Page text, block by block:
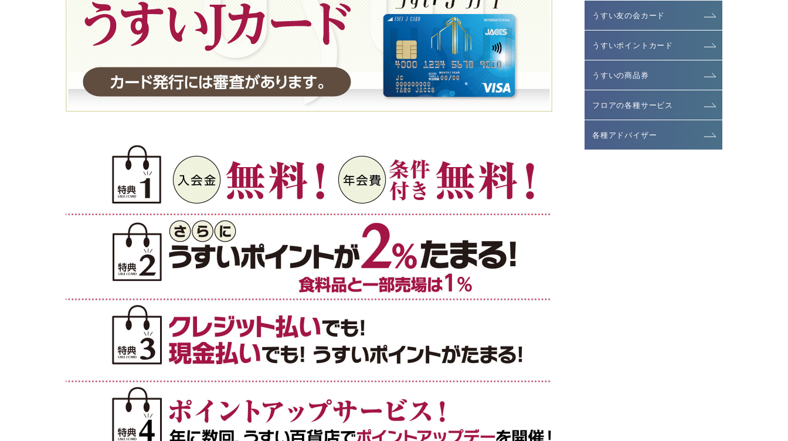
うすい友の会カード
うすいポイントカード
うすいの商品券
フロアの各種サービス
各種アドバイザー